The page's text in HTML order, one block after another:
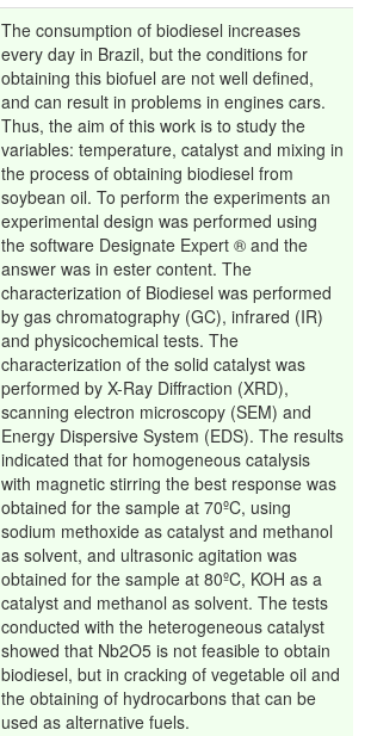
The consumption of biodiesel increases
every day in Brazil, but the conditions for
obtaining this biofuel are not well defined,
and can result in problems in engines cars.
Thus, the aim of this work is to study the
variables: temperature, catalyst and mixing in
the process of obtaining biodiesel from
soybean oil. To perform the experiments an
experimental design was performed using
the software Designate Expert ® and the
answer was in ester content. The
characterization of Biodiesel was performed
by gas chromatography (GC), infrared (IR)
and physicochemical tests. The
characterization of the solid catalyst was
performed by X-Ray Diffraction (XRD),
scanning electron microscopy (SEM) and
Energy Dispersive System (EDS). The results
indicated that for homogeneous catalysis
with magnetic stirring the best response was
obtained for the sample at 70ºC, using
sodium methoxide as catalyst and methanol
as solvent, and ultrasonic agitation was
obtained for the sample at 80ºC, KOH as a
catalyst and methanol as solvent. The tests
conducted with the heterogeneous catalyst
showed that Nb2O5 is not feasible to obtain
biodiesel, but in cracking of vegetable oil and
the obtaining of hydrocarbons that can be
used as alternative fuels.